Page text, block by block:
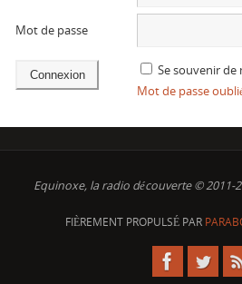
Mot de passe
Se souvenir de
Mot de passe
Equinoxe, la radio découverte © 2011-
FIÈREMENT PROPULSÉ PAR